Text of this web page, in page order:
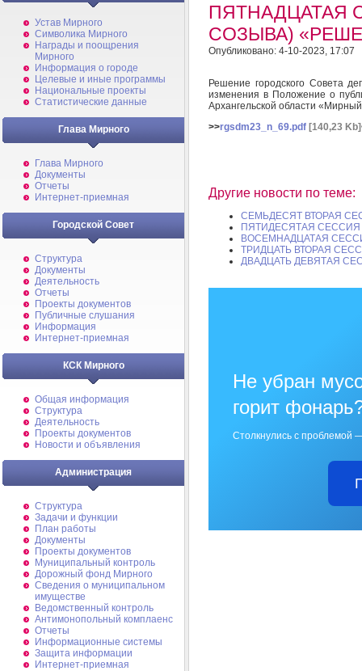
Устав Мирного
Символика Мирного
Награды и поощрения
Мирного
Информация о городе
Целевые и иные программы
Национальные проекты
Статистические данные
Глава Мирного
Глава Мирного
Документы
Отчеты
Интернет-приемная
Городской Совет
Структура
Документы
Деятельность
Отчеты
Проекты документов
Публичные слушания
Информация
Интернет-приемная
КСК Мирного
Общая информация
Структура
Деятельность
Проекты документов
Новости и объявления
Администрация
Структура
Задачи и функции
План работы
Документы
Проекты документов
Муниципальный контроль
Дорожный фонд Мирного
Cведения о муниципальном
имуществе
Ведомственный контроль
Антимонопольный комплаенс
Отчеты
Информационные системы
Защита информации
Интернет-приемная
ПЯТНАДЦАТАЯ
СОЗЫВА)
Опубликовано: 4-10-2023, 17:07
Решение городского Совета
изменения в Положение о
Архангельской области
>>rgsdm23_n_69.pdf [140,23 Kb]
Другие новости по теме:
СЕМЬДЕСЯТ ВТОРАЯ
ПЯТИДЕСЯТАЯ
ВОСЕМНАДЦАТАЯ
ТРИДЦАТЬ ВТОРАЯ
ДВАДЦАТЬ ДЕВЯТАЯ
Не убран
горит
Столкнулись с проблемой